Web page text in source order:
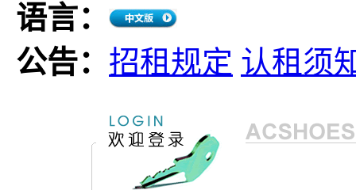
语言：
公告： 招租规定 认租须